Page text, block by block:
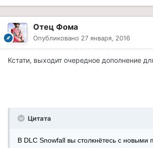
Отец Фома
Опубликовано 27 января, 2016
Кстати, выходит очередное дополнение
Цитата
В DLC Snowfall вы столкнётесь с новыми